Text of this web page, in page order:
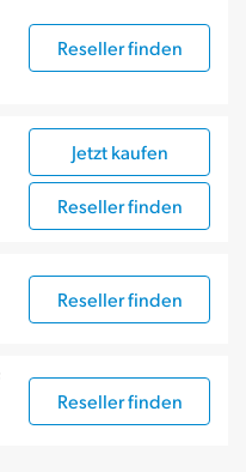
Reseller finden
Jetzt kaufen
Reseller finden
Reseller finden
Reseller finden